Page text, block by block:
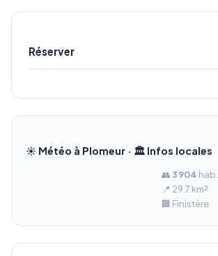
Réserver
☀️ Météo à Plomeur · 🏛️ Infos locales
👥 3 904 hab.
📍 29.7 km²
🏢 Finistère